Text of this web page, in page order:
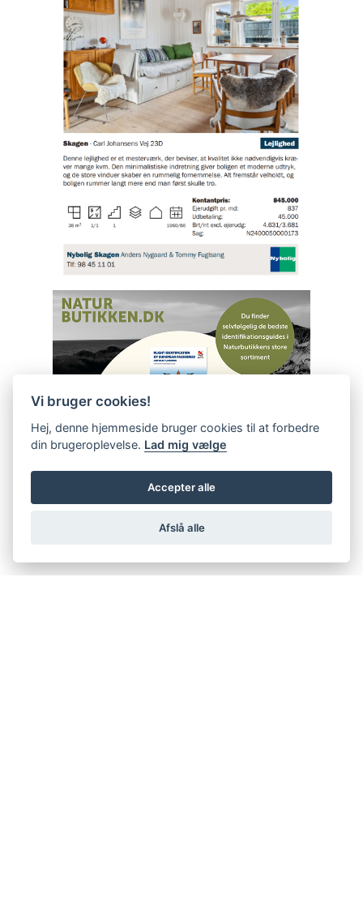
Vi bruger cookies!
Hej, denne hjemmeside bruger cookies til at forbedre
din brugeroplevelse. Lad mig vælge
Accepter alle
Afslå alle